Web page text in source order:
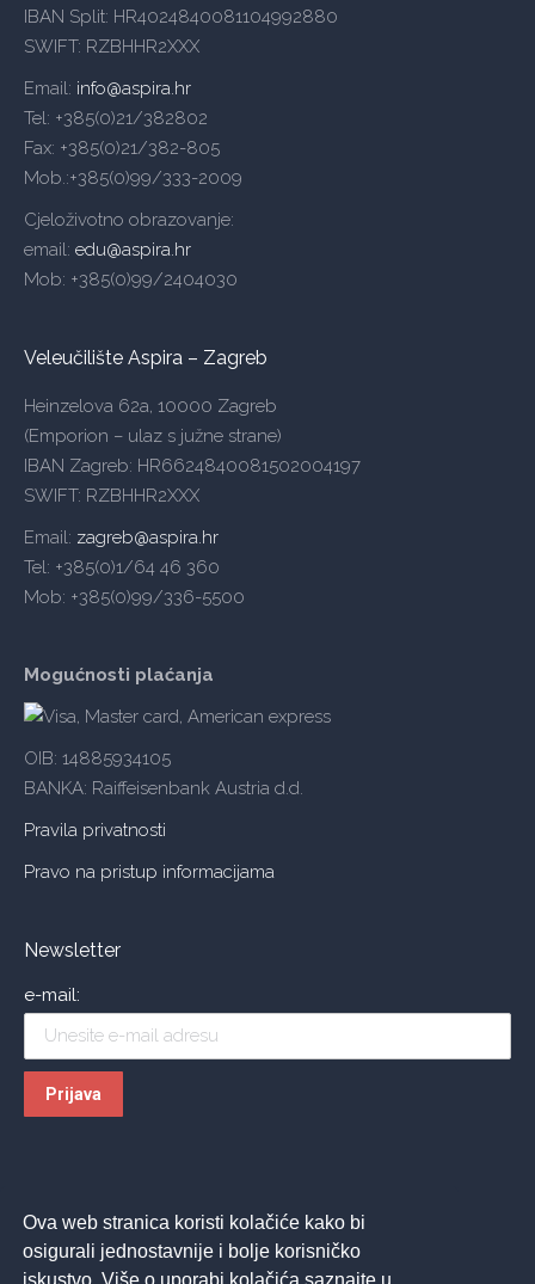
Ova web stranica koristi kolačiće kako bi
osigurali jednostavnije i bolje korisničko
iskustvo. Više o uporabi kolačića saznajte u
IBAN Split: HR4024840081104992880
SWIFT: RZBHHR2XXX
Email: info@aspira.hr
Tel: +385(0)21/382802
Fax: +385(0)21/382-805
Mob.:+385(0)99/333-2009
Cjeloživotno obrazovanje:
email: edu@aspira.hr
Mob: +385(0)99/2404030
Veleučilište Aspira – Zagreb
Heinzelova 62a, 10000 Zagreb
(Emporion – ulaz s južne strane)
IBAN Zagreb: HR6624840081502004197
SWIFT: RZBHHR2XXX
Email: zagreb@aspira.hr
Tel: +385(0)1/64 46 360
Mob: +385(0)99/336-5500
Mogućnosti plaćanja
OIB: 14885934105
BANKA: Raiffeisenbank Austria d.d.
Pravila privatnosti
Pravo na pristup informacijama
Newsletter
e-mail: